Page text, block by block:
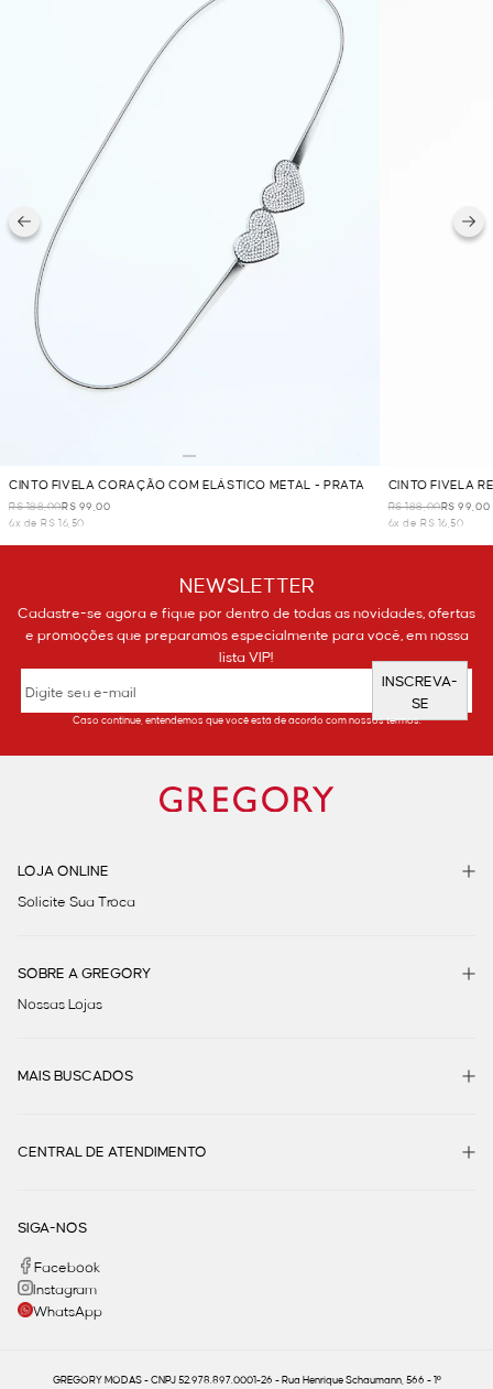
CINTO FIVELA CORAÇÃO COM ELÁSTICO METAL - PRATA
R$ 188,00R$ 99,00
6x de R$ 16,50
CINTO FIVELA
R$ 188,00R$ 99,00
6x de R$ 16,50
NEWSLETTER
Cadastre-se agora e fique por dentro de todas as novidades, ofertas
e promoções que preparamos especialmente para você, em nossa
lista VIP!
INSCREVA-
SE
Caso continue, entendemos que você está de acordo com nossos termos.
LOJA ONLINE
Solicite Sua Troca
SOBRE A GREGORY
Nossas Lojas
MAIS BUSCADOS
CENTRAL DE ATENDIMENTO
SIGA-NOS
Facebook
Instagram
WhatsApp
GREGORY MODAS - CNPJ 52.978.897.0001-26 - Rua Henrique Schaumann, 566 - 1º